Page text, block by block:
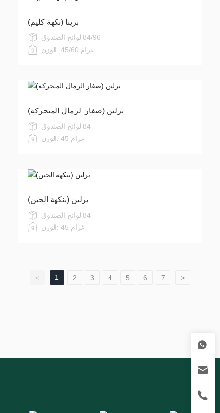
برينا (نكهة كليم)
لوائح الصندوق:84/96
الوزن:
45/60 غرام
برلين (صفار الرمال المتحركة)
لوائح الصندوق:84
الوزن:
45 غرام
برلين (بنكهة الجبن)
لوائح الصندوق:84
الوزن:
45 غرام
< 1 2 3 4 5 6 7 >